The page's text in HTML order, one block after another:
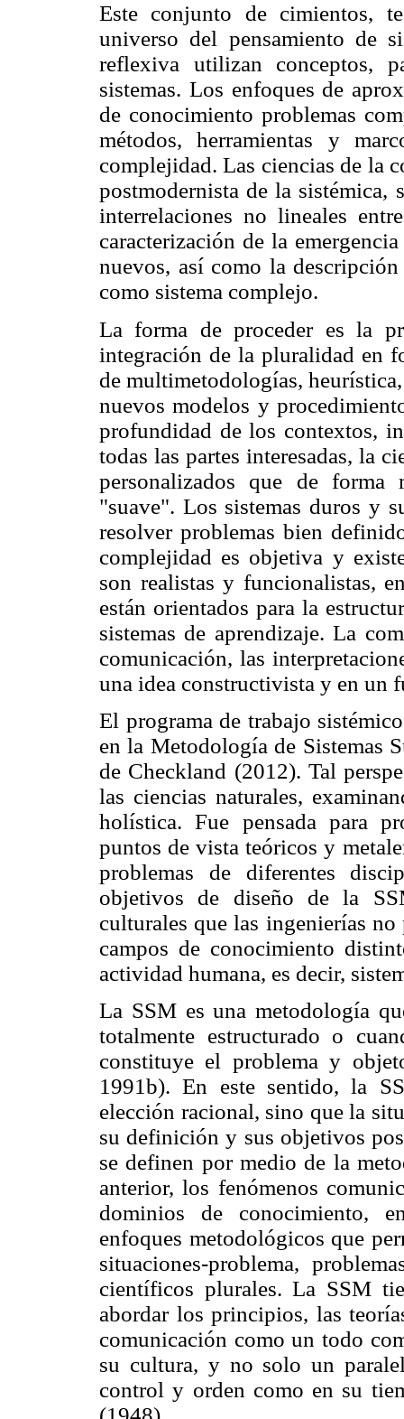
Este conjunto de cimientos,
universo del pensamiento de
reflexiva utilizan conceptos,
sistemas. Los enfoques de
de conocimiento problemas
métodos, herramientas y
complejidad. Las ciencias de la
postmodernista de la sistémica,
interrelaciones no lineales
caracterización de la
nuevos, así como la
como sistema complejo.
La forma de proceder es la
integración de la pluralidad en
de multimetodologías,
nuevos modelos y
profundidad de los contextos,
todas las partes interesadas, la
personalizados que de
"suave". Los sistemas duros y
resolver problemas bien
complejidad es objetiva y
son realistas y funcionalistas,
están orientados para la
sistemas de aprendizaje. La
comunicación, las
una idea constructivista y en un
El programa de trabajo
en la Metodología de Sistemas
de Checkland (2012). Tal
las ciencias naturales,
holística. Fue pensada para
puntos de vista teóricos y
problemas de diferentes
objetivos de diseño de la
culturales que las ingenierías
campos de conocimiento
actividad humana, es decir,
La SSM es una metodología
totalmente estructurado o
constituye el problema y
1991b). En este sentido, la
elección racional, sino que la
su definición y sus objetivos
se definen por medio de la
anterior, los fenómenos
dominios de conocimiento,
enfoques metodológicos que
situaciones-problema,
científicos plurales. La SSM
abordar los principios, las
comunicación como un todo
su cultura, y no solo un
control y orden como en su